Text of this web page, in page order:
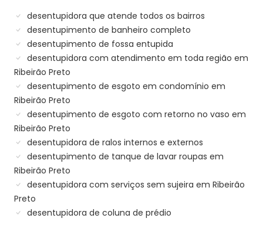
desentupidora que atende todos os bairros
desentupimento de banheiro completo
desentupimento de fossa entupida
desentupidora com atendimento em toda região em
Ribeirão Preto
desentupimento de esgoto em condomínio em
Ribeirão Preto
desentupimento de esgoto com retorno no vaso em
Ribeirão Preto
desentupidora de ralos internos e externos
desentupimento de tanque de lavar roupas em
Ribeirão Preto
desentupidora com serviços sem sujeira em Ribeirão
Preto
desentupidora de coluna de prédio